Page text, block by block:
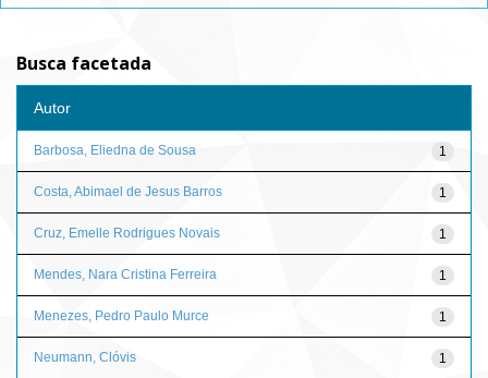
Busca facetada
Autor
1
Barbosa, Eliedna de Sousa
1
Costa, Abimael de Jesus Barros
1
Cruz, Emelle Rodrigues Novais
1
Mendes, Nara Cristina Ferreira
1
Menezes, Pedro Paulo Murce
1
Neumann, Clóvis